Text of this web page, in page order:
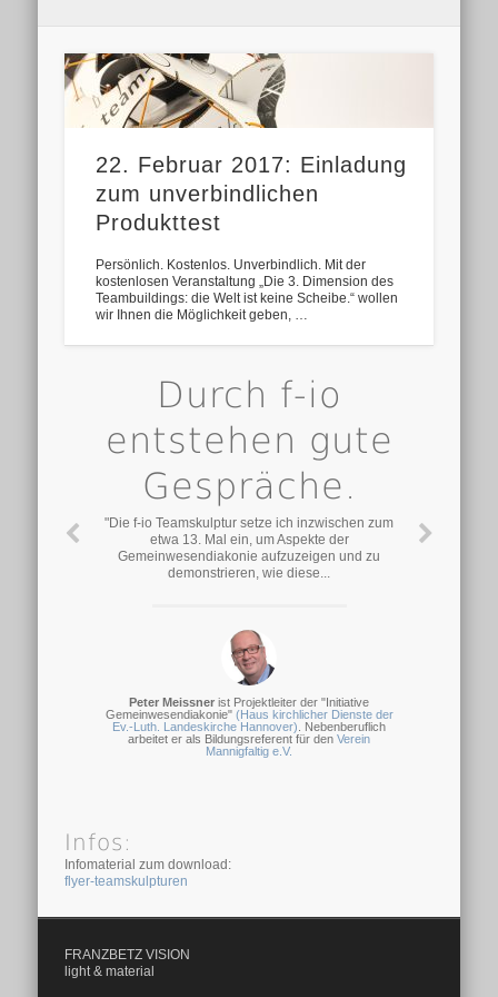
22. Februar 2017: Einladung
zum unverbindlichen
Produkttest
Persönlich. Kostenlos. Unverbindlich. Mit der
kostenlosen Veranstaltung „Die 3. Dimension des
Teambuildings: die Welt ist keine Scheibe.“ wollen
wir Ihnen die Möglichkeit geben, …
Durch f-io
entstehen gute
Gespräche.
"Die f-io Teamskulptur setze ich inzwischen zum
etwa 13. Mal ein, um Aspekte der
Gemeinwesendiakonie aufzuzeigen und zu
demonstrieren, wie diese...
Peter Meissner ist Projektleiter der "Initiative
Gemeinwesendiakonie" (Haus kirchlicher Dienste der
Ev.-Luth. Landeskirche Hannover) . Nebenberuflich
arbeitet er als Bildungsreferent für den Verein
Mannigfaltig e.V.
Infos:
Infomaterial zum download:
flyer-teamskulpturen
FRANZBETZ VISION
light & material